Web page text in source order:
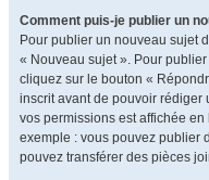
Comment puis-je publier un
Pour publier un nouveau sujet
« Nouveau sujet ». Pour
cliquez sur le bouton «
inscrit avant de pouvoir rédiger
vos permissions est affichée
exemple : vous pouvez publier
pouvez transférer des pièces